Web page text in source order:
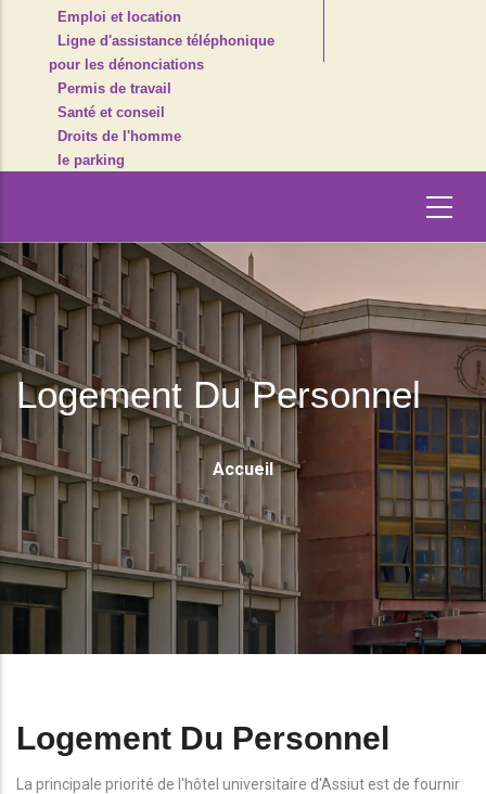
Emploi et location
Ligne d'assistance téléphonique
pour les dénonciations
Permis de travail
Santé et conseil
Droits de l'homme
le parking
Logement Du Personnel
Fil
D'Ariane
Accueil
Logement Du Personnel
La principale priorité de l'hôtel universitaire d'Assiut est de fournir